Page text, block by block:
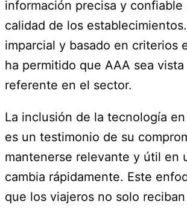
información precisa y confiable
calidad de los
imparcial y basado en criterios
ha permitido que AAA sea
referente en el sector.
La inclusión de la tecnología
es un testimonio de su
mantenerse relevante y útil en
cambia rápidamente. Este
que los viajeros no solo